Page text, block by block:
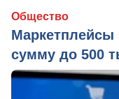
Общество
Маркетплейсы
сумму до 500